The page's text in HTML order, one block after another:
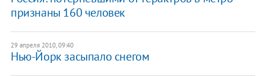
признаны 160 человек
29 апреля 2010, 09:40
Нью-Йорк засыпало снегом